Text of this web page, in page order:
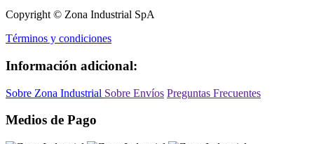
Copyright © Zona Industrial SpA
Términos y condiciones
Información adicional:
Sobre Zona Industrial Sobre Envíos Preguntas Frecuentes
Medios de Pago